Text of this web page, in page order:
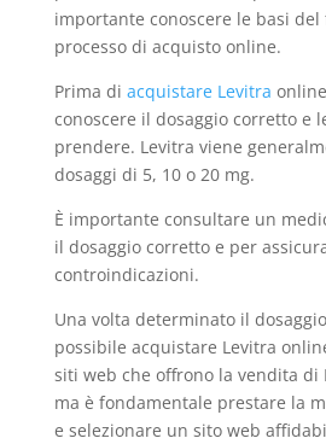
importante conoscere le basi del
processo di acquisto online.
Prima di acquistare Levitra
conoscere il dosaggio corretto e
prendere. Levitra viene
dosaggi di 5, 10 o 20 mg.
È importante consultare un
il dosaggio corretto e per
controindicazioni.
Una volta determinato il
possibile acquistare Levitra
siti web che offrono la vendita di
ma è fondamentale prestare la
e selezionare un sito web